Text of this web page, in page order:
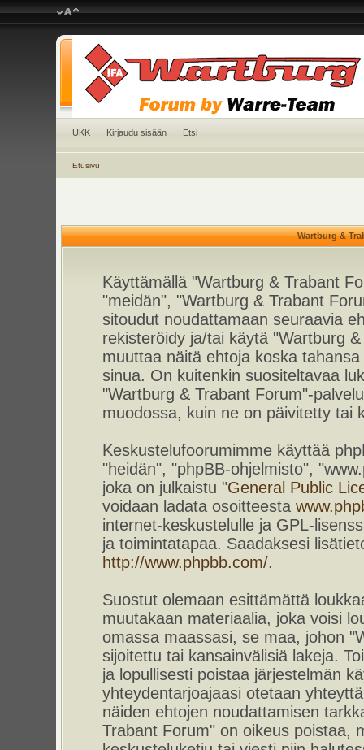
UKK Kirjaudu sisään Etsi
Etusivu
Wartburg &
Käyttämällä "Wartburg & Trabant
"meidän", "Wartburg & Trabant
sitoudut noudattamaan seuraavia
rekisteröidy ja/tai käytä "Wartburg
muuttaa näitä ehtoja koska
sinua. On kuitenkin suositeltavaa
"Wartburg & Trabant Forum"-
muodossa, kuin ne on päivitetty tai
Keskustelufoorumimme käyttää
"heidän", "phpBB-ohjelmisto",
joka on julkaistu "General Public
voidaan ladata osoitteesta
internet-keskustelulle ja GPL-
ja toimintatapaa. Saadaksesi
http://www.phpbb.com/.
Suostut olemaan esittämättä
muutakaan materiaalia, joka voisi
omassa maassasi, se maa, johon
sijoitettu tai kansainvälisiä lakeja.
ja lopullisesti poistaa järjestelmän
yhteydentarjoajaasi otetaan
näiden ehtojen noudattamisen
Trabant Forum" on oikeus poistaa,